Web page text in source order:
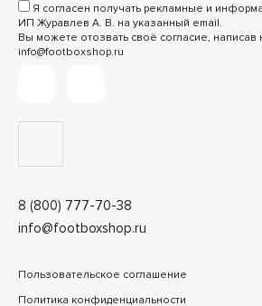
8 (800) 777-70-38
info@footboxshop.ru
Я согласен получать рекламные и
ИП Журавлев А. В. на указанный email.
Вы можете отозвать своё согласие, написав
info@footboxshop.ru
Пользовательское соглашение
Политика конфиденциальности